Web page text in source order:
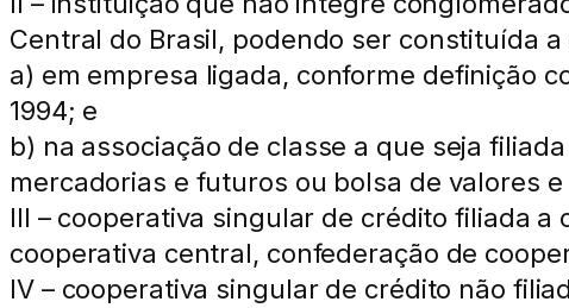
Central do Brasil, podendo ser constituída a
a) em empresa ligada, conforme definição
1994; e
b) na associação de classe a que seja
mercadorias e futuros ou bolsa de valores
III – cooperativa singular de crédito filiada
cooperativa central, confederação de
IV – cooperativa singular de crédito não